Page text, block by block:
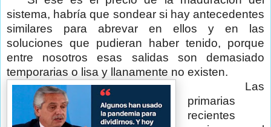
sistema, habría que sondear si hay antecedentes
similares para abrevar en ellos y en las
soluciones que pudieran haber tenido, porque
entre nosotros esas salidas son demasiado
temporarias o lisa y llanamente no existen.
Las
primarias
recientes